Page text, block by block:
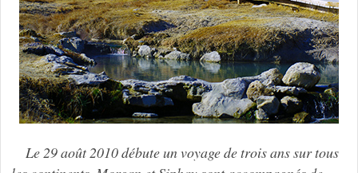
Le 29 août 2010 débute un voyage de trois ans sur tous